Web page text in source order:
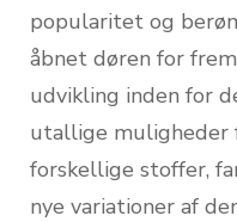
popularitet og
åbnet døren for
udvikling inden for
utallige muligheder
forskellige stoffer,
nye variationer af